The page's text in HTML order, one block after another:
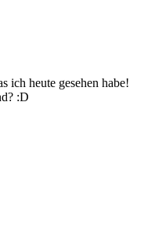
ich heute gesehen habe!
:D